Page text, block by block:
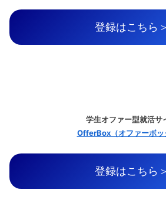
登録はこちら＞
学生オファー型就活サ
OfferBox（オファーボッ
登録はこちら＞